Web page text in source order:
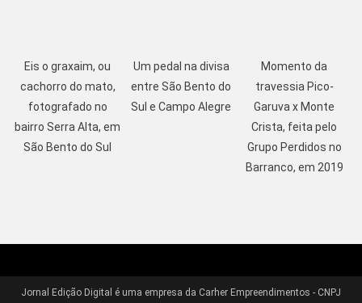
Eis o graxaim, ou
cachorro do mato,
fotografado no
bairro Serra Alta, em
São Bento do Sul
Um pedal na divisa
entre São Bento do
Sul e Campo Alegre
Momento da
travessia Pico-
Garuva x Monte
Crista, feita pelo
Grupo Perdidos no
Barranco, em 2019
Jornal Edição Digital é uma empresa da Carher Empreendimentos - CNPJ